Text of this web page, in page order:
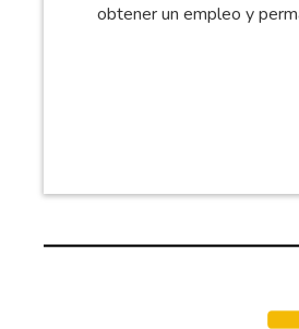
obtener un empleo y